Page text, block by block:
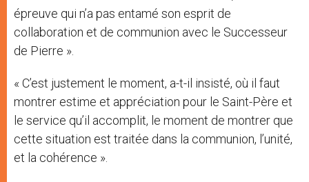
épreuve qui n’a pas entamé son esprit de
collaboration et de communion avec le Successeur
de Pierre ».
« C’est justement le moment, a-t-il insisté, où il faut
montrer estime et appréciation pour le Saint-Père et
le service qu’il accomplit, le moment de montrer que
cette situation est traitée dans la communion, l’unité,
et la cohérence ».